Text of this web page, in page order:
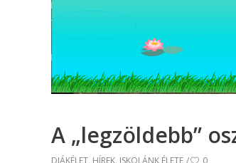
A „legzöldebb”
DIÁKÉLET, HÍREK, ISKOLÁNK ÉLETE 0